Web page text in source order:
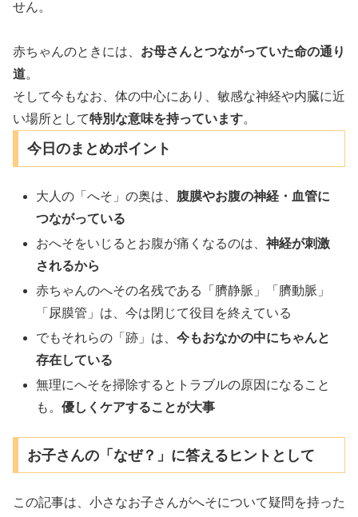
せん。
赤ちゃんのときには、 お母さんとつながっていた命の通り
道。
そして今もなお、体の中心にあり、敏感な神経や内臓に近
い場所として特別な意味を持っています。
今日のまとめポイント
大人の「へそ」の奥は、 腹膜やお腹の神経・血管に
つながっている
おへそをいじるとお腹が痛くなるのは、神経が刺激
されるから
赤ちゃんのへその名残である「臍静脈」「臍動脈」
「尿膜管」は、今は閉じて役目を終えている
でもそれらの「跡」は、今もおなかの中にちゃんと
存在している
無理にへそを掃除するとトラブルの原因になること
も。優しくケアすることが大事
お子さんの「なぜ？」に答えるヒントとして
この記事は、小さなお子さんがへそについて疑問を持った